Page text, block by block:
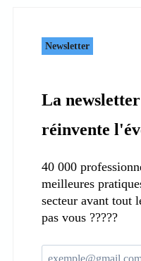
Newsletter
La
réinvente
40 000
meilleures
secteur avant tout
pas vous ?????